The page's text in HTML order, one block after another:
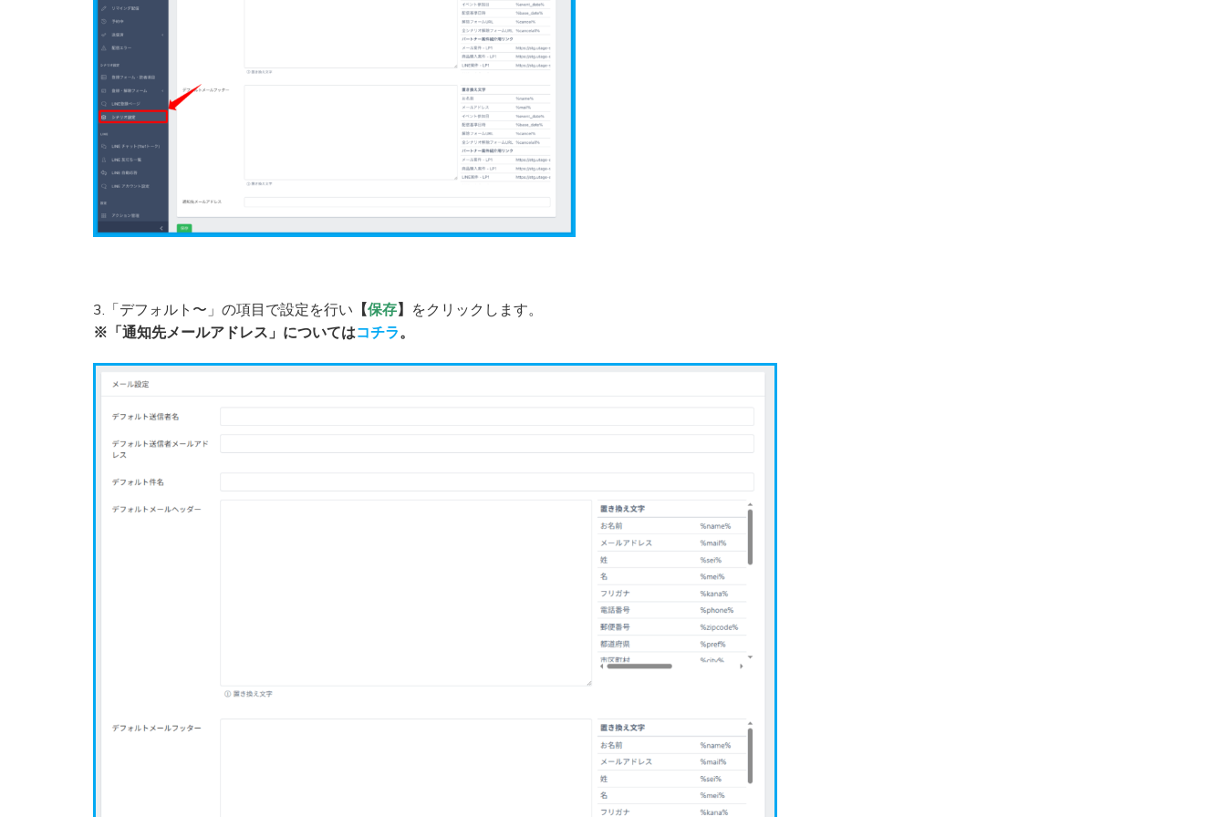
3.「デフォルト〜」の項目で設定を行い 【保存】 をクリックします。
※「通知先メールアドレス」についてはコチラ。